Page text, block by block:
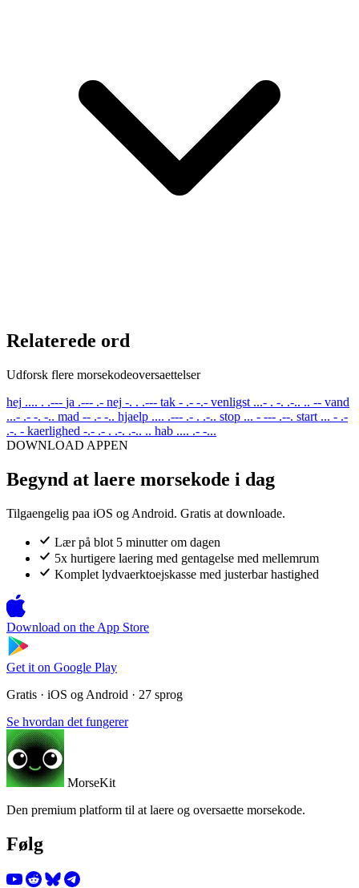
Relaterede ord
Udforsk flere morsekodeoversaettelser
hej .... . .--- ja .--- .- nej -. . .--- tak - .- -.- venligst ...- . -. .-.. .. -- vand
...- .- -. -.. mad -- .- -.. hjaelp .... .--- .- . .-.. stop ... - --- .--. start ... - .-
.-. - kaerlighed -.- .- . .-. .-.. .. hab .... .- -...
DOWNLOAD APPEN
Begynd at laere morsekode i dag
Tilgaengelig paa iOS og Android. Gratis at downloade.
Lær på blot 5 minutter om dagen
5x hurtigere laering med gentagelse med mellemrum
Komplet lydvaerktoejskasse med justerbar hastighed
Download on the App Store
Get it on Google Play
Gratis · iOS og Android · 27 sprog
Se hvordan det fungerer
MorseKit
Den premium platform til at laere og oversaette morsekode.
Følg